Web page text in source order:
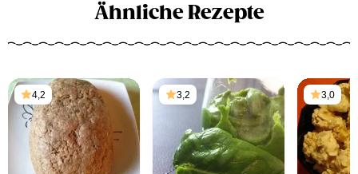
Ähnliche Rezepte
4,2 3,2 3,0